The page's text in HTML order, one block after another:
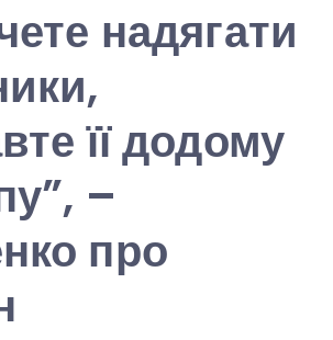
надягати
її додому
–
про